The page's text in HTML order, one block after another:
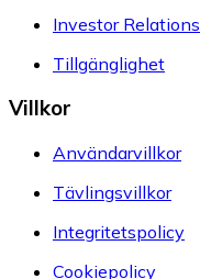
Investor Relations
Tillgänglighet
Villkor
Användarvillkor
Tävlingsvillkor
Integritetspolicy
Cookiepolicy